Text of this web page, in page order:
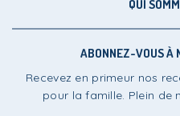
QUI
ABONNEZ-VOUS À
Recevez en primeur nos
pour la famille. Plein de